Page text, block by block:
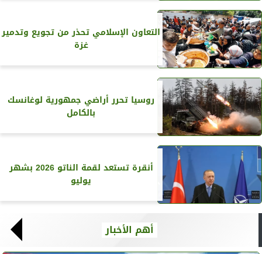
التعاون الإسلامي تحذر من تجويع وتدمير
غزة
روسيا تحرر أراضي جمهورية لوغانسك
بالكامل
أنقرة تستعد لقمة الناتو 2026 بشهر
يوليو
أهم الأخبار